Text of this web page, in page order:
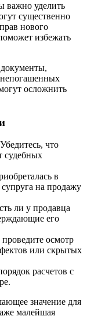
важно уделить
существенно
нового
избежать
непогашенных
осложнить
Убедитесь, что
судебных
в
супруга на продажу
ли у продавца
его
проведите осмотр
или скрытых
расчетов с
значение для
малейшая